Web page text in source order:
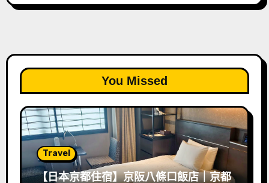
You Missed
Travel
【日本京都住宿】京阪八條口飯店｜京都